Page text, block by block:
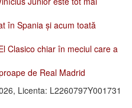
în Spania și acum toată
Clasico chiar în meciul care a
de Real Madrid
Licenta: L2260797Y001731